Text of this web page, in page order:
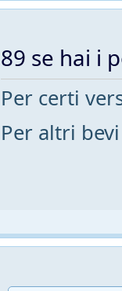
89 se hai i
Per certi
Per altri bevi